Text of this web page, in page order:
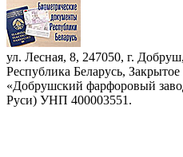
ул. Лесная, 8, 247050, г.
Республика Беларусь,
«Добрушский фарфоровый
Руси) УНП 400003551.